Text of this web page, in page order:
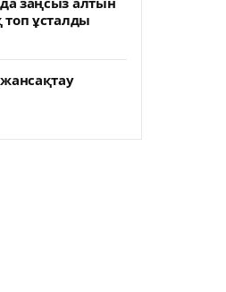
ұсталды